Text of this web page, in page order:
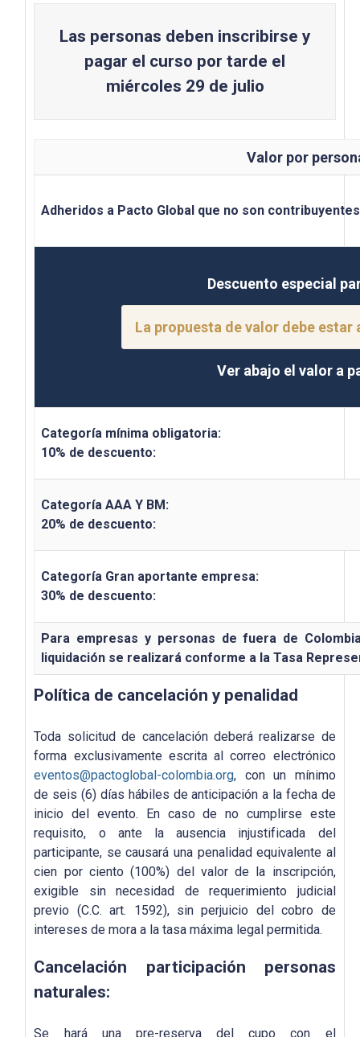
Las personas deben inscribirse y
pagar el curso por tarde el
miércoles 29 de julio
Valor por
Adheridos a Pacto Global que no son
Descuento especial
La propuesta de valor debe
Ver abajo el valor a
Categoría mínima obligatoria:
10% de descuento:
Categoría AAA Y BM:
20% de descuento:
Categoría Gran aportante empresa:
30% de descuento:
Para empresas y personas de fuera de
liquidación se realizará conforme a la Tasa
Política de cancelación y penalidad
Toda solicitud de cancelación deberá realizarse de
forma exclusivamente escrita al correo electrónico
eventos@pactoglobal-colombia.org, con un mínimo
de seis (6) días hábiles de anticipación a la fecha de
inicio del evento. En caso de no cumplirse este
requisito, o ante la ausencia injustificada del
participante, se causará una penalidad equivalente al
cien por ciento (100%) del valor de la inscripción,
exigible sin necesidad de requerimiento judicial
previo (C.C. art. 1592), sin perjuicio del cobro de
intereses de mora a la tasa máxima legal permitida.
Cancelación participación personas
naturales:
Se hará una pre-reserva del cupo con el